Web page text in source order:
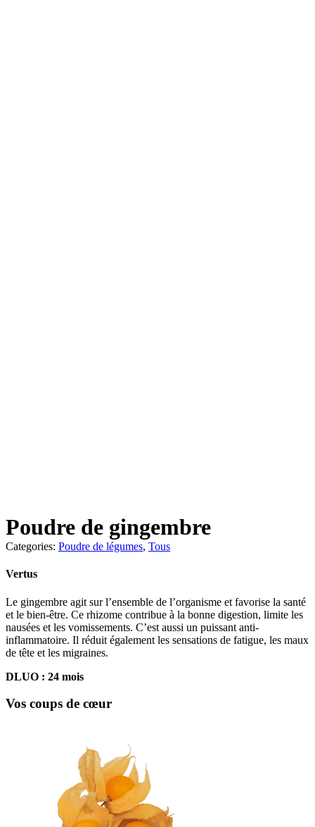
Poudre de gingembre
Categories: Poudre de légumes, Tous
Vertus
Le gingembre agit sur l’ensemble de l’organisme et favorise la santé
et le bien-être. Ce rhizome contribue à la bonne digestion, limite les
nausées et les vomissements. C’est aussi un puissant anti-
inflammatoire. Il réduit également les sensations de fatigue, les maux
de tête et les migraines.
DLUO : 24 mois
Vos coups de cœur